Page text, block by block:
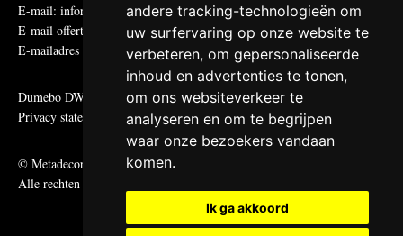
andere tracking-technologieën om
uw surfervaring op onze website te
verbeteren, om gepersonaliseerde
inhoud en advertenties te tonen,
om ons websiteverkeer te
analyseren en om te begrijpen
waar onze bezoekers vandaan
komen.
Ik ga akkoord
E-mail: informatie@metadecor.nl
E-mail offertes:
calculatie@metadecor.nl
E-mailadres administratie:facturen@metadecor.nl
Dumebo DWS voorwaarden
Privacy statement
© Metadecor
Alle rechten voorbehouden